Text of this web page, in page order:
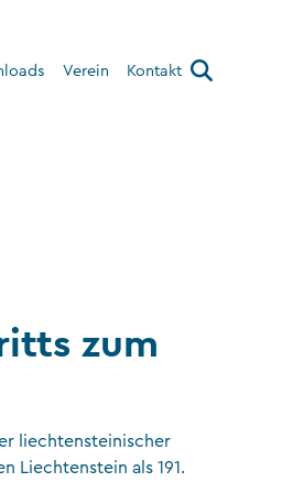
Verein Kontakt
zum
liechtensteinischer
Liechtenstein als 191.